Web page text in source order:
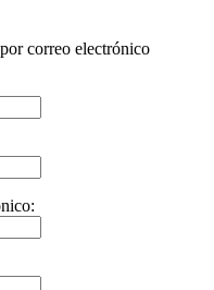
correo electrónico